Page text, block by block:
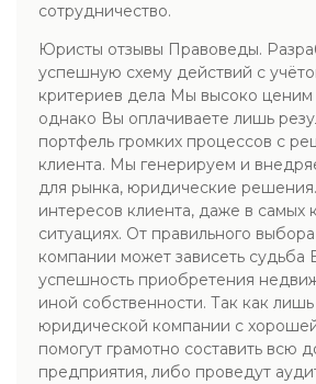
сотрудничество.
Юристы отзывы Правоведы.
успешную схему действий с
критериев дела Мы высоко ценим
однако Вы оплачиваете лишь
портфель громких процессов с
клиента. Мы генерируем и
для рынка, юридические
интересов клиента, даже в самых
ситуациях. От правильного
компании может зависеть судьба
успешность приобретения
иной собственности. Так как
юридической компании с
помогут грамотно составить всю
предприятия, либо проведут